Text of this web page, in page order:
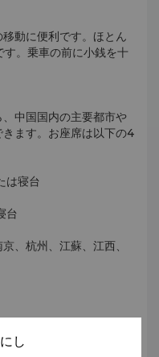
動に便利です。ほとん
。乗車の前に小銭を十
中国国内の主要都市や
ます。お座席は以下の4
は寝台
台
、杭州、江蘇、江西、
し